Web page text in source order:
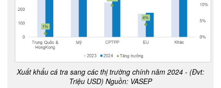
Xuất khẩu cá tra sang các thị trường chính năm 2024 - (Đvt:
Triệu USD) Nguồn: VASEP